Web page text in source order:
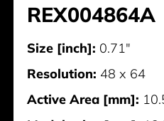
REX004864A
Size [inch]: 0.71"
Resolution: 48 x 64
Active Area [mm]: